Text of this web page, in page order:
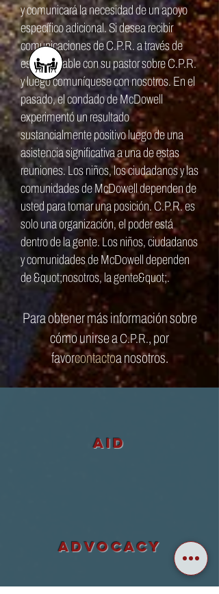
y comunicará la necesidad de un apoyo
específico adicional. Si desea recibir
comunicaciones deC.P.R.a través de
esa red, hable con su pastor sobreC.P.R.
y luego comuníquese con nosotros. En el
pasado, el condado de McDowell
experimentó un resultado
sustancialmente positivo luego de una
asistencia significativa a una de estas
reuniones. Los niños, los ciudadanos y las
comunidades de McDowell dependen de
usted para tomar una posición.C.P.R.es
solo una organización, el poder está
dentro de la gente. Los niños, ciudadanos
y comunidades de McDowell dependen
de &quot;nosotros, la gente&quot;.
Para obtener más información sobre
cómo unirse aC.P.R., por
favorcontactoa nosotros.
aid
ADVOCACY